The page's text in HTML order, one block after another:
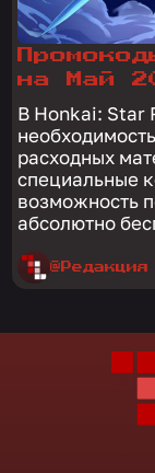
на Май
В Honkai: Star
расходных
специальные
возможность
абсолютно